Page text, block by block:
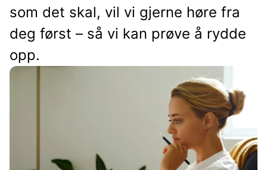
som det skal, vil vi gjerne høre fra
deg først – så vi kan prøve å rydde
opp.